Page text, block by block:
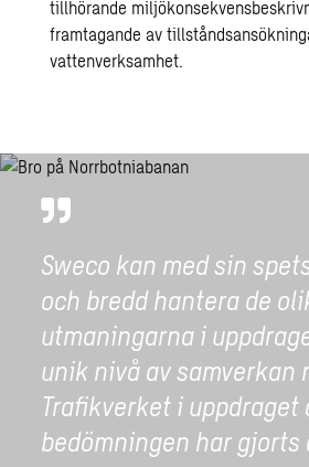
tillhörande
framtagande av
vattenverksamhet.
Sweco kan med sin
och bredd hantera de
utmaningarna i
unik nivå av samverkan
Trafikverket i uppdraget
bedömningen har gjorts